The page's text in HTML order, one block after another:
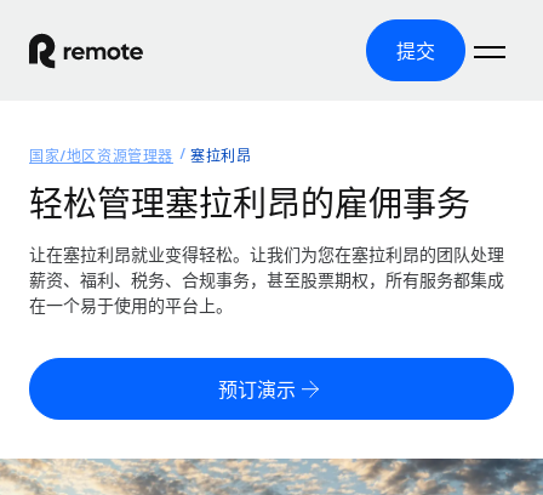
提交
产品
全球招聘
全球薪资管理
轻松运行合规薪资
零实体成本实现全球扩张
全球合规聘用合同工
覆盖全球
美国各州浏览器
资源
工具与计算器
误分类风险计算工具
员工成本计算器
定价
中文（简体）
国家/地区资源管理器 塞拉利昂
轻松管理塞拉利昂的雇佣事务
让在塞拉利昂就业变得轻松。让我们为您在塞拉利昂的团队处理
薪资、福利、税务、合规事务，甚至股票期权，所有服务都集成
在一个易于使用的平台上。
预订演示